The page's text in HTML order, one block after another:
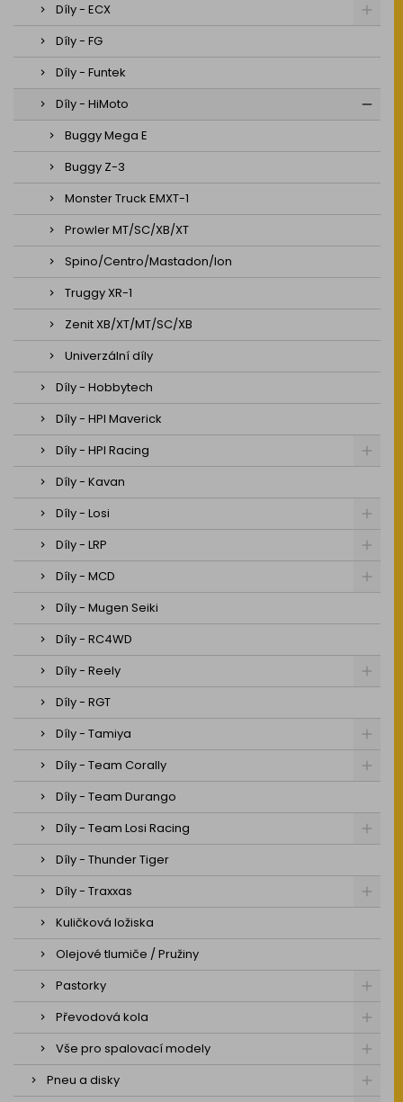
Díly - ECX
Díly - FG
Díly - Funtek
Díly - HiMoto
Buggy Mega E
Buggy Z-3
Monster Truck EMXT-1
Prowler MT/SC/XB/XT
Spino/Centro/Mastadon/Ion
Truggy XR-1
Zenit XB/XT/MT/SC/XB
Univerzální díly
Díly - Hobbytech
Díly - HPI Maverick
Díly - HPI Racing
Díly - Kavan
Díly - Losi
Díly - LRP
Díly - MCD
Díly - Mugen Seiki
Díly - RC4WD
Díly - Reely
Díly - RGT
Díly - Tamiya
Díly - Team Corally
Díly - Team Durango
Díly - Team Losi Racing
Díly - Thunder Tiger
Díly - Traxxas
Kuličková ložiska
Olejové tlumiče / Pružiny
Pastorky
Převodová kola
Vše pro spalovací modely
Pneu a disky